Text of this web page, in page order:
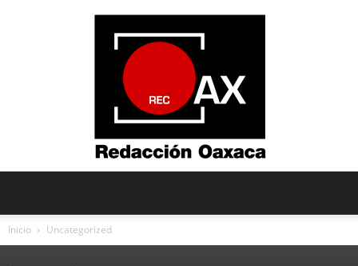
Inicio Uncategorized